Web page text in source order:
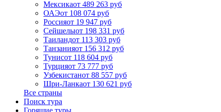
Мексикаот 489 263 руб
ОАЭот 108 074 руб
Россияот 19 947 руб
Сейшелыот 198 331 руб
Таиландот 113 303 руб
Танзанияот 156 312 руб
Тунисот 118 604 руб
Турцияот 73 777 руб
Узбекистанот 88 557 руб
Шри-Ланкаот 130 621 руб
Все страны
Поиск тура
Горящие туры